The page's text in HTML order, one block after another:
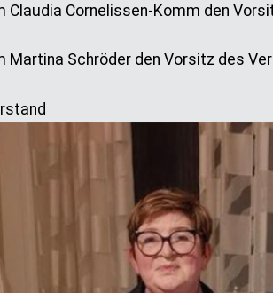
Claudia Cornelissen-Komm den
Martina Schröder den Vorsitz des